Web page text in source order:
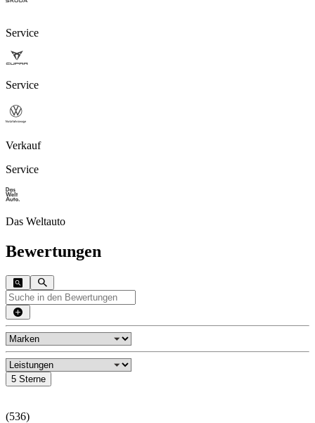
Service
Service
Verkauf
Service
Das Weltauto
Bewertungen
5 Sterne
(536)